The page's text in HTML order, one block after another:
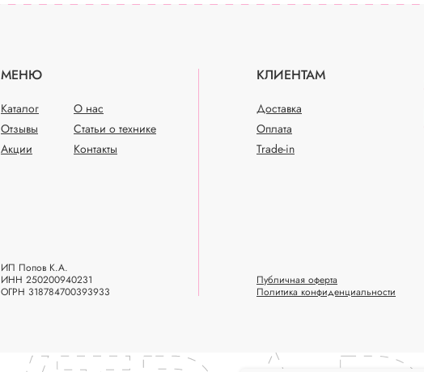
МЕНЮ КЛИЕНТАМ
Каталог О нас
Доставка
Статьи о технике
Оплата
Отзывы
Акции
Контакты Trade-in
ИП Попов К.А.
ИНН 250200940231
ОГРН 318784700393933
Политика конфиденциальности
Публичная оферта